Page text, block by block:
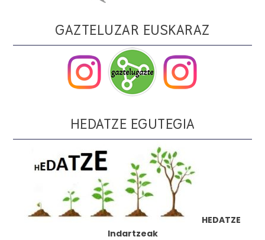
GAZTELUZAR EUSKARAZ
HEDATZE EGUTEGIA
HEDATZE
Indartzeak